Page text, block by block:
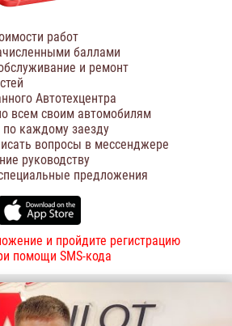
работ
баллами
и ремонт
Автотехцентра
всем своим автомобилям
каждому заезду
вопросы в мессенджере
руководству
предложения
и пройдите регистрацию
помощи SMS-кода